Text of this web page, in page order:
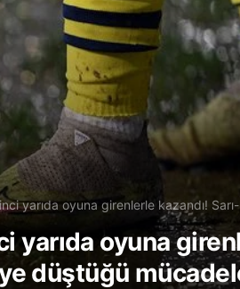
yarıda oyuna girenlerle kazandı!
galibiyetle ayrıldı
yarıda oyuna
düştüğü